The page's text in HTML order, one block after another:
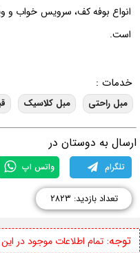
انواع بوفه کف، سرویس خواب و
است.
خدمات :
مبل راحتی مبل کلاسیک
به دوستان در
تلگرام واتس اپ
تعداد بازدید: ۲۸۲۳
توجه:تمام اطلاعات موجود در